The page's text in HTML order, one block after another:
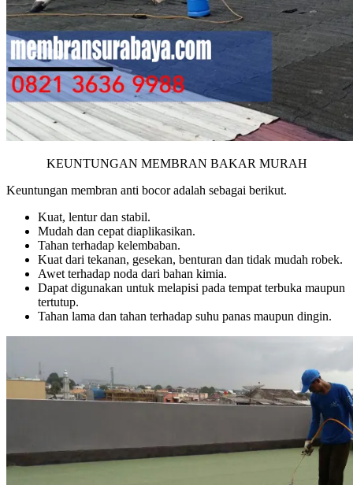
KEUNTUNGAN MEMBRAN BAKAR MURAH
Keuntungan membran anti bocor adalah sebagai berikut.
Kuat, lentur dan stabil.
Mudah dan cepat diaplikasikan.
Tahan terhadap kelembaban.
Kuat dari tekanan, gesekan, benturan dan tidak mudah robek.
Awet terhadap noda dari bahan kimia.
Dapat digunakan untuk melapisi pada tempat terbuka maupun
tertutup.
Tahan lama dan tahan terhadap suhu panas maupun dingin.